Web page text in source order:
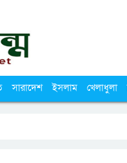
সারাদেশ ইসলাম খেলাধুলা